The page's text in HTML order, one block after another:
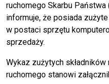
ruchomego Skarbu Państwa
informuje, że posiada
w postaci sprzętu
sprzedaży.
Wykaz zużytych
ruchomego stanowi